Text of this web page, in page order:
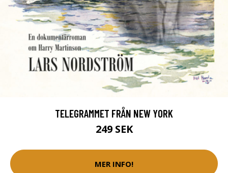
TELEGRAMMET FRÅN NEW YORK
249 SEK
MER INFO!